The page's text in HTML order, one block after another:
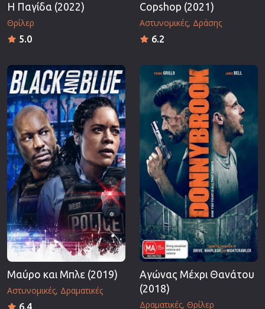
Η Παγίδα (2022)
Θρίλερ
5.0
Copshop (2021)
Αστυνομικές Δράσης
6.2
Μαύρο και Μπλε (2019)
Αστυνομικές Δραματικές
6.4
Αγώνας Μέχρι Θανάτου
(2018)
Δραματικές Θρίλερ